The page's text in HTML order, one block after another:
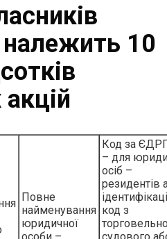
10
Повне
найменування
юридичної
Код за
– для
осіб –
резидентів
код з